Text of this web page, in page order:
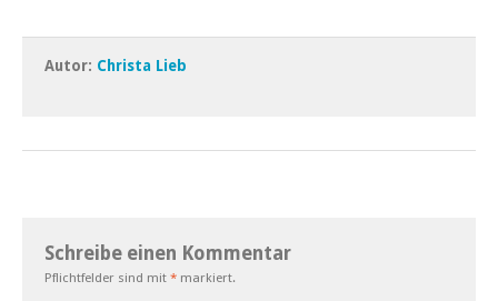
Autor: Christa Lieb
Schreibe einen Kommentar
Pflichtfelder sind mit * markiert.